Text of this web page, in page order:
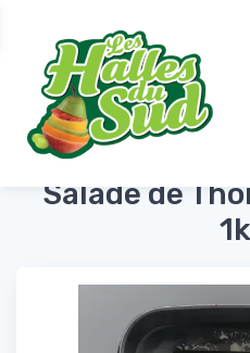
Accueil Produits Frais
Salade de Thon Mayonnaise 1kg
Salade de